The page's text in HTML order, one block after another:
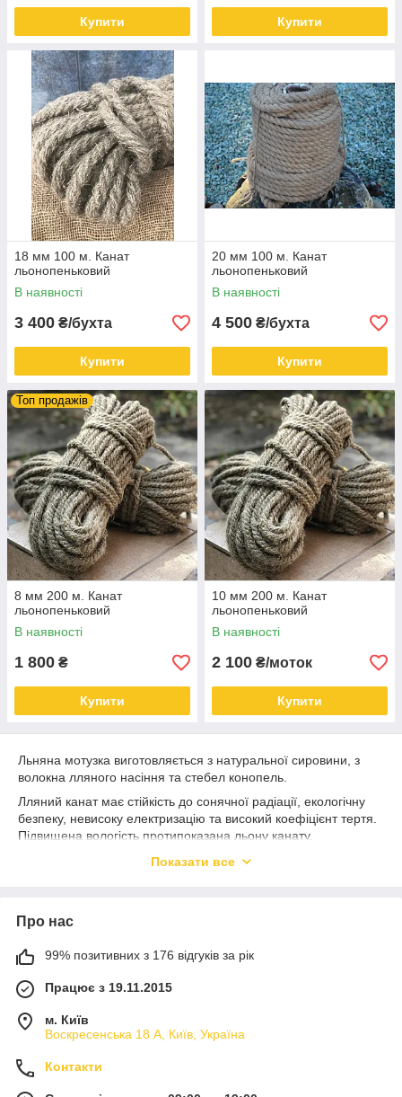
Купити Купити
18 мм 100 м. Канат
льонопеньковий
В наявності
3 400 ₴/бухта
Купити
20 мм 100 м. Канат
льонопеньковий
В наявності
4 500 ₴/бухта
Купити
Топ продажів
8 мм 200 м. Канат
льонопеньковий
В наявності
1 800 ₴
Купити
10 мм 200 м. Канат
льонопеньковий
В наявності
2 100 ₴/моток
Купити
Льняна мотузка виготовляється з натуральної сировини, з
волокна лляного насіння та стебел конопель.
Лляний канат має стійкість до сонячної радіації, екологічну
безпеку, невисоку електризацію та високий коефіцієнт тертя.
Підвищена вологість протипоказана льону канату.
Лляний канат використовують в авіаційній промисловості та
Експлуатаційні випробування каната проводяться шляхом
хвилин.
Під впливом навантаження такі вироби можуть
подовжуватись до 8%.
Показати все
Про нас
99% позитивних з 176 відгуків за рік
Працює з 19.11.2015
м. Київ
Воскресенська 18 А, Київ, Україна
Контакти